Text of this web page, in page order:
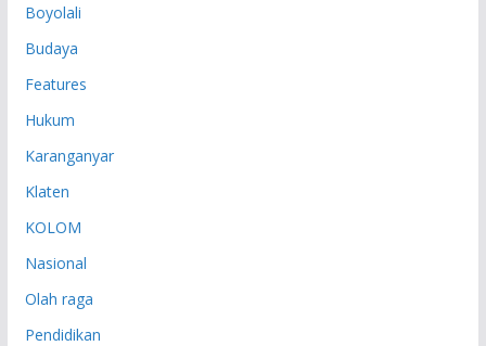
Boyolali
Budaya
Features
Hukum
Karanganyar
Klaten
KOLOM
Nasional
Olah raga
Pendidikan